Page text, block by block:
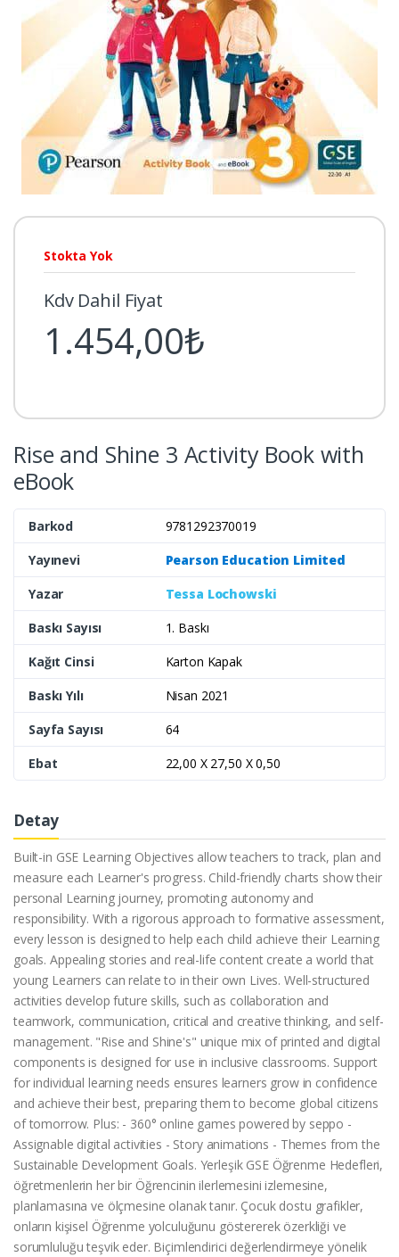
Rise and Shine 3 Activity Book with
eBook
Barkod
9781292370019
Yayınevi
Pearson Education Limited
Yazar
Tessa Lochowski
Baskı Sayısı
1. Baskı
Kağıt Cinsi
Karton Kapak
Baskı Yılı
Nisan 2021
Sayfa Sayısı
64
Ebat
22,00 X 27,50 X 0,50
Stokta Yok
Kdv Dahil Fiyat
1.454,00₺
Detay
Built-in GSE Learning Objectives allow teachers to track, plan and
measure each Learner's progress. Child-friendly charts show their
personal Learning journey, promoting autonomy and
responsibility. With a rigorous approach to formative assessment,
every lesson is designed to help each child achieve their Learning
goals. Appealing stories and real-life content create a world that
young Learners can relate to in their own Lives. Well-structured
activities develop future skills, such as collaboration and
teamwork, communication, critical and creative thinking, and self-
management. "Rise and Shine's" unique mix of printed and digital
components is designed for use in inclusive classrooms. Support
for individual learning needs ensures learners grow in confidence
and achieve their best, preparing them to become global citizens
of tomorrow. Plus: - 360° online games powered by seppo -
Assignable digital activities - Story animations - Themes from the
Sustainable Development Goals. Yerleşik GSE Öğrenme Hedefleri,
öğretmenlerin her bir Öğrencinin ilerlemesini izlemesine,
planlamasına ve ölçmesine olanak tanır. Çocuk dostu grafikler,
onların kişisel Öğrenme yolculuğunu göstererek özerkliği ve
sorumluluğu teşvik eder. Biçimlendirici değerlendirmeye yönelik